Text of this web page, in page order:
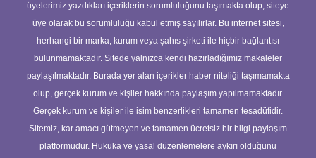
üyelerimiz yazdıkları içeriklerin sorumluluğunu taşımakta olup, siteye
üye olarak bu sorumluluğu kabul etmiş sayılırlar. Bu internet sitesi,
herhangi bir marka, kurum veya şahıs şirketi ile hiçbir bağlantısı
bulunmamaktadır. Sitede yalnızca kendi hazırladığımız makaleler
paylaşılmaktadır. Burada yer alan içerikler haber niteliği taşımamakta
olup, gerçek kurum ve kişiler hakkında paylaşım yapılmamaktadır.
Gerçek kurum ve kişiler ile isim benzerlikleri tamamen tesadüfidir.
Sitemiz, kar amacı gütmeyen ve tamamen ücretsiz bir bilgi paylaşım
platformudur. Hukuka ve yasal düzenlemelere aykırı olduğunu